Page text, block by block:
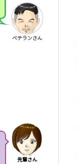
ベテランさん
先輩さん